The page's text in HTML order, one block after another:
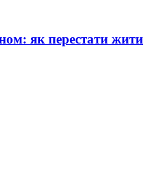
як перестати жити